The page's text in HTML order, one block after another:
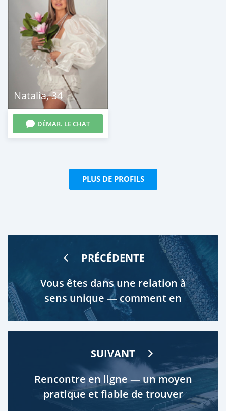
Natalia,34
DÉMAR. LE CHAT
PLUS DE PROFILS
PRÉCÉDENTE
Vous êtes dans une relation à
sens unique — comment en
sortir?
SUIVANT
Rencontre en ligne — un moyen
pratique et fiable de trouver